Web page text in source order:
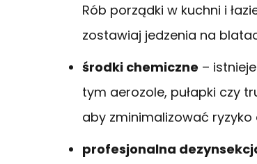
Rób porządki w kuchni i
zostawiaj jedzenia na
środki chemiczne –
tym aerozole, pułapki czy
aby zminimalizować ryzyko
profesjonalna